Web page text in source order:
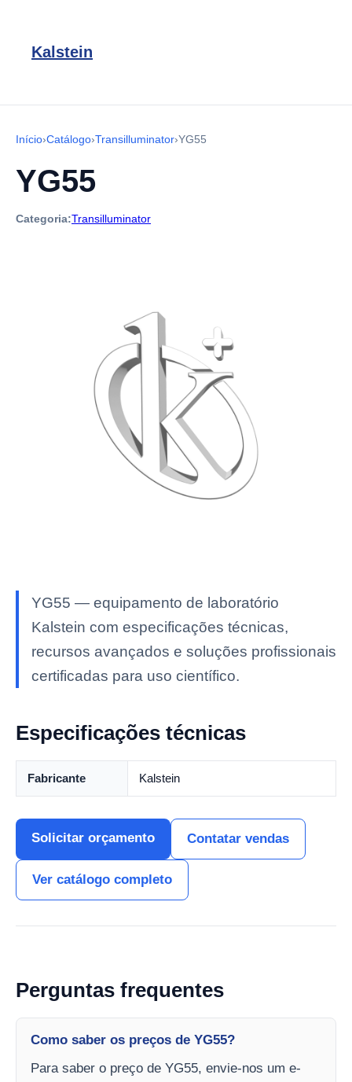
Kalstein
Início›Catálogo›Transilluminator›YG55
YG55
Categoria:Transilluminator
YG55 — equipamento de laboratório
Kalstein com especificações técnicas,
recursos avançados e soluções profissionais
certificadas para uso científico.
Especificações técnicas
Fabricante Kalstein
Solicitar orçamento Contatar vendas
Ver catálogo completo
Perguntas frequentes
Como saber os preços de YG55?
Para saber o preço de YG55, envie-nos um e-